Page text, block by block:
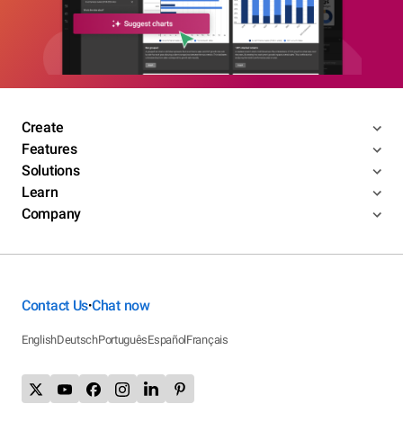
Create
Features
Solutions
Learn
Company
Contact Us•Chat now
EnglishDeutschPortuguêsEspañolFrançais